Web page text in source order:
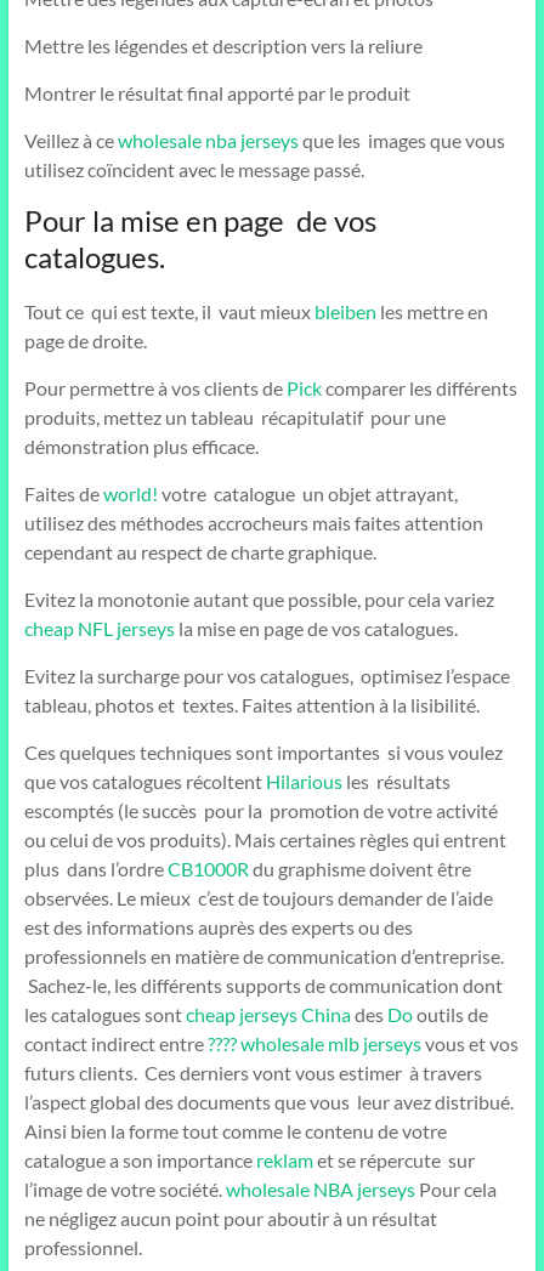
Mettre les légendes et description vers la reliure
Montrer le résultat final apporté par le produit
Veillez à cewholesale nba jerseysque les images que vous
utilisez coïncident avec le message passé.
Pour la mise en page de vos
catalogues.
Tout ce qui est texte, il vaut mieux bleiben les mettre en
page de droite.
Pour permettre à vos clients de Pickcomparer les différents
produits, mettez un tableau récapitulatif pour une
démonstration plus efficace.
Faites deworld! votre catalogue un objet attrayant,
utilisez des méthodes accrocheurs mais faites attention
cependant au respect de charte graphique.
Evitez la monotonie autant que possible, pour cela variez
cheap NFL jerseysla mise en page de vos catalogues.
Evitez la surcharge pour vos catalogues, optimisez l’espace
tableau, photos et textes. Faites attention à la lisibilité.
Ces quelques techniques sont importantes si vous voulez
que vos catalogues récoltent Hilariousles résultats
escomptés (le succès pour la promotion de votre activité
ou celui de vos produits). Mais certaines règles qui entrent
plus dans l’ordreCB1000R du graphisme doivent être
observées. Le mieux c’est de toujours demander de l’aide
est des informations auprès des experts ou des
professionnels en matière de communication d’entreprise.
Sachez-le, les différents supports de communication dont
les catalogues sontcheap jerseys Chinades Dooutils de
contact indirect entre????wholesale mlb jerseysvous et vos
futurs clients. Ces derniers vont vous estimer à travers
l’aspect global des documents que vous leur avez distribué.
Ainsi bien la forme tout comme le contenu de votre
catalogue a son importance reklamet se répercute sur
l’image de votre société.wholesale NBA jerseysPour cela
ne négligez aucun point pour aboutir à un résultat
professionnel.